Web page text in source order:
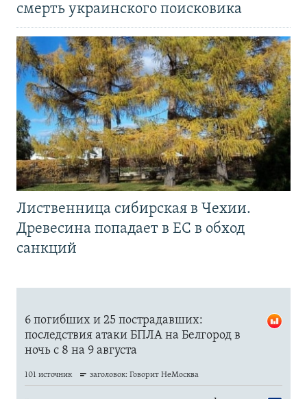
смерть украинского поисковика
Лиственница сибирская в Чехии.
Древесина попадает в ЕС в обход
санкций